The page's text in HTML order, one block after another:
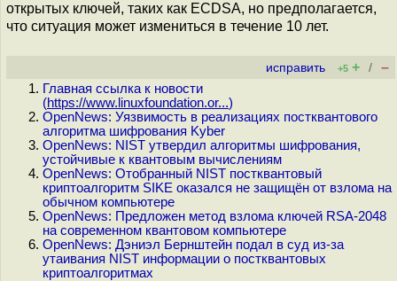
открытых ключей, таких как ECDSA, но предполагается,
что ситуация может измениться в течение 10 лет.
исправить +5 + / –
Главная ссылка к новости
(https://www.linuxfoundation.or...)
OpenNews: Уязвимость в реализациях постквантового
алгоритма шифрования Kyber
OpenNews: NIST утвердил алгоритмы шифрования,
устойчивые к квантовым вычислениям
OpenNews: Отобранный NIST постквантовый
криптоалгоритм SIKE оказался не защищён от взлома на
обычном компьютере
OpenNews: Предложен метод взлома ключей RSA-2048
на современном квантовом компьютере
OpenNews: Дэниэл Бернштейн подал в суд из-за
утаивания NIST информации о постквантовых
криптоалгоритмах